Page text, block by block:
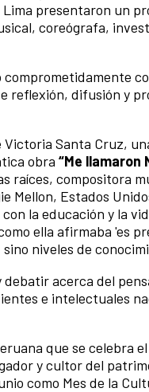
Lima presentaron un
coreógrafa,
comprometidamente
reflexión, difusión y
Santa Cruz,
obra “Me llamaron
raíces, compositora
Mellon, Estados
la educación y la
ella afirmaba 'es
niveles de
acerca del
e intelectuales
que se celebra
y cultor del
como Mes de la